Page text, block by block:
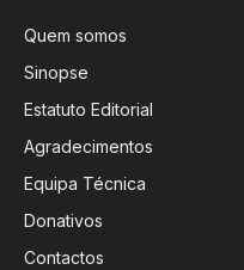
Quem somos
Sinopse
Estatuto Editorial
Agradecimentos
Equipa Técnica
Donativos
Contactos